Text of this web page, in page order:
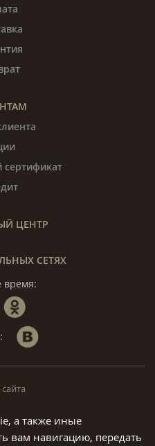
ЦЕНТР
СЕТЯХ
время:
— 2026. г. Москва.
а также иные
вам навигацию, передать